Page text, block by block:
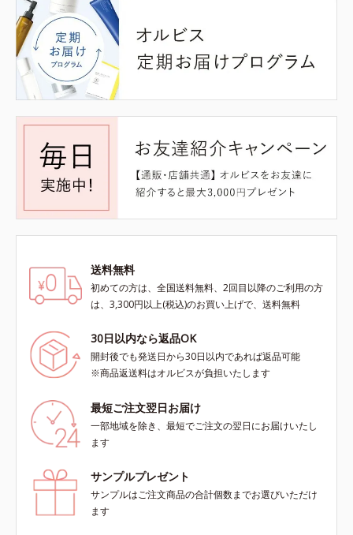
送料無料
初めての方は、全国送料無料、2回目以降のご利用の方
は、3,300円以上(税込)のお買い上げで、送料無料
30日以内なら返品OK
開封後でも発送日から30日以内であれば返品可能
※商品返送料はオルビスが負担いたします
最短ご注文翌日お届け
一部地域を除き、最短でご注文の翌日にお届けいたし
ます
サンプルプレゼント
サンプルはご注文商品の合計個数までお選びいただけ
ます